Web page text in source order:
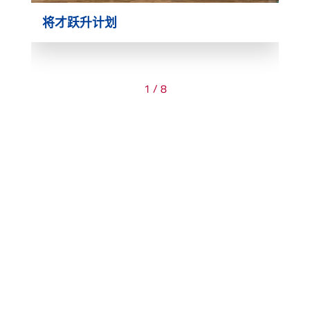
将才跃升计划
1 / 8